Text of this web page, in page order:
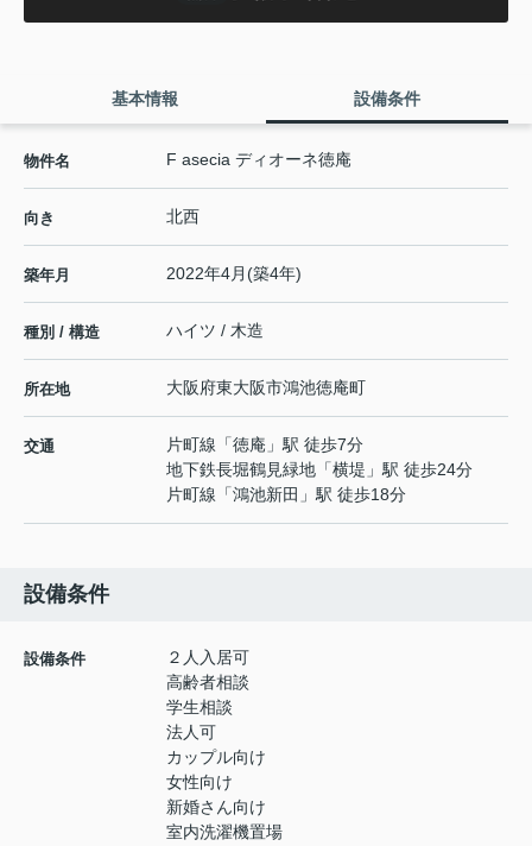
基本情報 設備条件
物件名 F asecia ディオーネ徳庵
向き 北西
築年月 2022年4月(築4年)
種別 / 構造 ハイツ / 木造
所在地 大阪府東大阪市鴻池徳庵町
交通 片町線 「徳庵 」駅 徒歩7分
地下鉄長堀鶴見緑地 「横堤 」駅 徒歩24分
片町線 「鴻池新田 」駅 徒歩18分
設備条件
設備条件
２人入居可
高齢者相談
学生相談
法人可
カップル向け
女性向け
新婚さん向け
室内洗濯機置場